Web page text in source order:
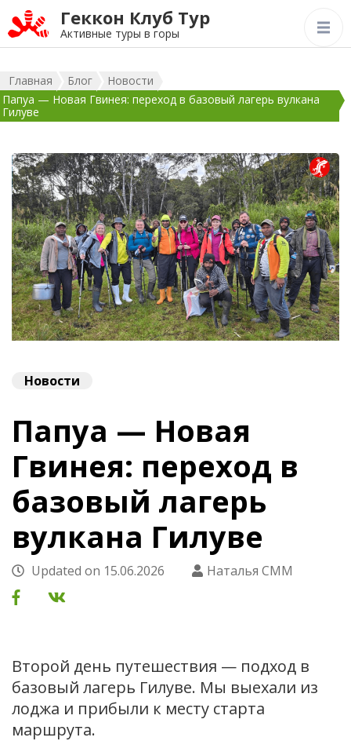
Геккон Клуб Тур
Активные туры в горы
Главная Блог
Новости
Папуа — Новая Гвинея: переход в базовый лагерь вулкана
Гилуве
Новости
Папуа — Новая
Гвинея: переход в
базовый лагерь
вулкана Гилуве
Updated on 15.06.2026 Наталья СММ
Второй день путешествия — подход в
базовый лагерь Гилуве. Мы выехали из
лоджа и прибыли к месту старта
маршрута.